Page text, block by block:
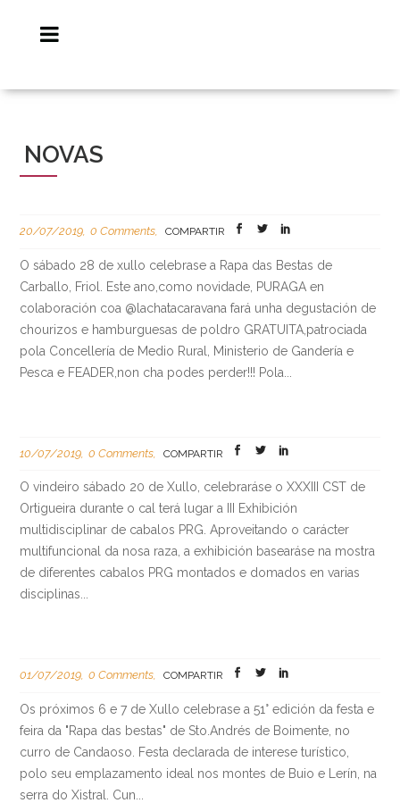
NOVAS
20/07/2019 0 Comments COMPARTIR
O sábado 28 de xullo celebrase a Rapa das Bestas de
Carballo, Friol. Este ano,como novidade, PURAGA en
colaboración coa @lachatacaravana fará unha degustación de
chourizos e hamburguesas de poldro GRATUITA,patrociada
pola Concellería de Medio Rural, Ministerio de Gandería e
Pesca e FEADER,non cha podes perder!!! Pola...
10/07/2019 0 Comments COMPARTIR
O vindeiro sábado 20 de Xullo, celebraráse o XXXIII CST de
Ortigueira durante o cal terá lugar a III Exhibición
multidisciplinar de cabalos PRG. Aproveitando o carácter
multifuncional da nosa raza, a exhibición basearáse na mostra
de diferentes cabalos PRG montados e domados en varias
disciplinas...
01/07/2019 0 Comments COMPARTIR
Os próximos 6 e 7 de Xullo celebrase a 51° edición da festa e
feira da "Rapa das bestas" de Sto.Andrés de Boimente, no
curro de Candaoso. Festa declarada de interese turístico,
polo seu emplazamento ideal nos montes de Buio e Lerín, na
serra do Xistral. Cun...